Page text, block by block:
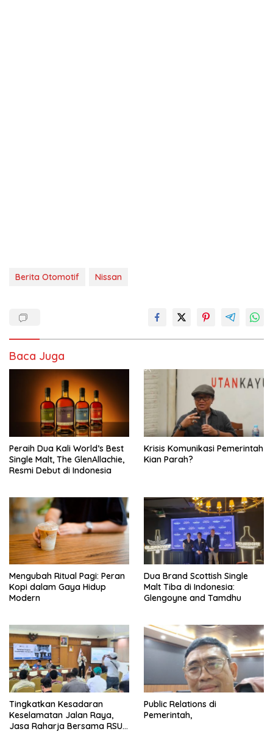
Berita Otomotif Nissan
Baca Juga
Peraih Dua Kali World’s Best
Single Malt, The GlenAllachie,
Resmi Debut di Indonesia
Krisis Komunikasi Pemerintah
Kian Parah?
Mengubah Ritual Pagi: Peran
Kopi dalam Gaya Hidup
Modern
Dua Brand Scottish Single
Malt Tiba di Indonesia:
Glengoyne and Tamdhu
Tingkatkan Kesadaran
Keselamatan Jalan Raya,
Jasa Raharja Bersama RSU
Public Relations di
Pemerintah,